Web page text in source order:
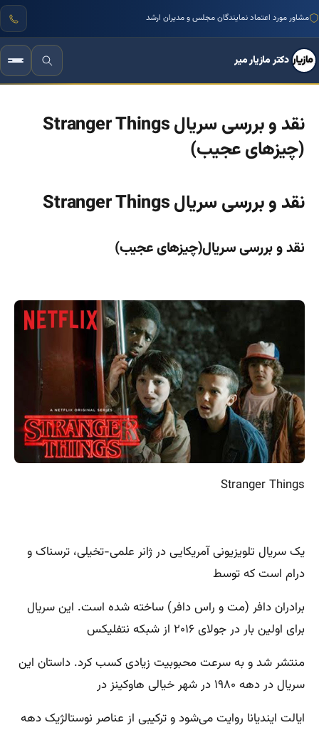
مشاور مورد اعتماد نمایندگان مجلس و مدیران ارشد
دکتر مازیار میر
نقد و بررسی سریال Stranger Things
(چیزهای عجیب)
نقد و بررسی سریال Stranger Things
نقد و بررسی سریال(چیزهای عجیب)
Stranger Things
یک سریال تلویزیونی آمریکایی در ژانر علمی-تخیلی، ترسناک و
درام است که توسط
برادران دافر (مت و راس دافر) ساخته شده است. این سریال
برای اولین بار در جولای ۲۰۱۶ از شبکه نتفلیکس
منتشر شد و به سرعت محبوبیت زیادی کسب کرد. داستان این
سریال در دهه ۱۹۸۰ در شهر خیالی هاوکینز در
ایالت ایندیانا روایت می‌شود و ترکیبی از عناصر نوستالژیک دهه